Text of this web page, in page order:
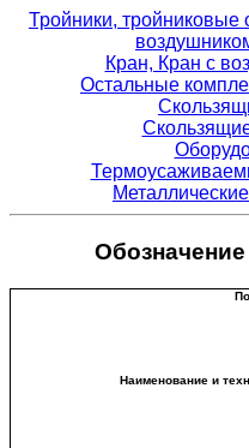
Тройники, тройниковые
Кран, Кран с
Остальные
Наименование и